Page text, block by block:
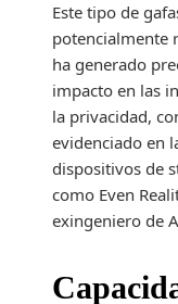
Este tipo de
potencialmente
ha generado
impacto en las
la privacidad,
evidenciado en
dispositivos de
como Even
exingeniero de